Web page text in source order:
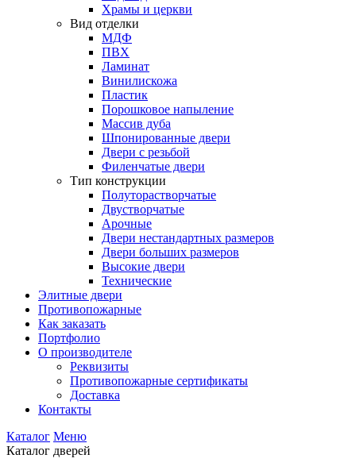
Храмы и церкви
Вид отделки
МДФ
ПВХ
Ламинат
Винилискожа
Пластик
Порошковое напыление
Массив дуба
Шпонированные двери
Двери с резьбой
Филенчатые двери
Тип конструкции
Полуторастворчатые
Двустворчатые
Арочные
Двери нестандартных размеров
Двери больших размеров
Высокие двери
Технические
Элитные двери
Противопожарные
Как заказать
Портфолио
О производителе
Реквизиты
Противопожарные сертификаты
Доставка
Контакты
Каталог Меню
Каталог дверей